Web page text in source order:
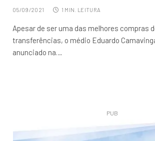
05/09/2021 1 MIN. LEITURA
Apesar de ser uma das melhores compras
transferências, o médio Eduardo
anunciado na…
PUB